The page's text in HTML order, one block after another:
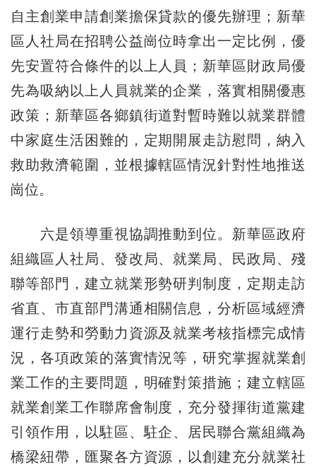
自主創業申請創業擔保貸款的優先辦理；新華
區人社局在招聘公益崗位時拿出一定比例，優
先安置符合條件的以上人員；新華區財政局優
先為吸納以上人員就業的企業，落實相關優惠
政策；新華區各鄉鎮街道對暫時難以就業群體
中家庭生活困難的，定期開展走訪慰問，納入
救助救濟範圍，並根據轄區情況針對性地推送
崗位。
六是領導重視協調推動到位。新華區政府
組織區人社局、發改局、就業局、民政局、殘
聯等部門，建立就業形勢研判制度，定期走訪
省直、市直部門溝通相關信息，分析區域經濟
運行走勢和勞動力資源及就業考核指標完成情
況，各項政策的落實情況等，研究掌握就業創
業工作的主要問題，明確對策措施；建立轄區
就業創業工作聯席會制度，充分發揮街道黨建
引領作用，以駐區、駐企、居民聯合黨組織為
橋梁紐帶，匯聚各方資源，以創建充分就業社